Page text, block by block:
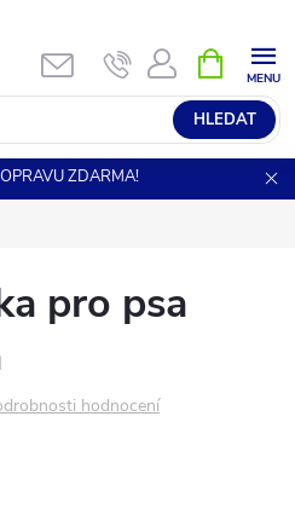
HLEDAT
NÁKUPNÍ
KOŠÍK
ZDARMA!
pro psa
hodnocení